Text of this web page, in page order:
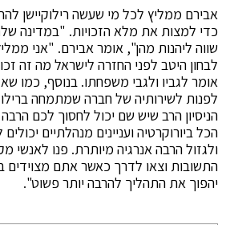
אבירם ממליץ לכל מי שעשה רילוקיישן
כדי למצות את מלא הזכויות. "במדינה
שווה ליהנות מהן", אומר אבירם. "אני
לבחון היטב לפני החזרה לישראל מה זה
אומר לגביו ולגבי משפחתו. בנוסף, כמו
לפנות לשירותיה של חברה שמתמחה
הניסיון הרב שיש שם יכול לחסוך לכם
הכל ביורוקרטיה ועניינים מנהלתיים
ולגזול הרבה אנרגיה מיותרת. פנו לאנשי
התשובות וצאו לדרך כאשר אתם מצוידים
יהפוך את התהליך להרבה יותר פשוט".